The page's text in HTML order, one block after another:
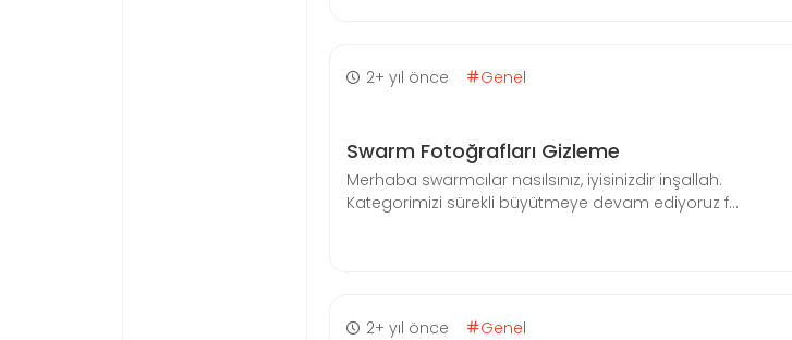
2+ yıl önce Genel
Swarm Fotoğrafları Gizleme
Merhaba swarmcılar nasılsınız, iyisinizdir inşallah.
Kategorimizi sürekli büyütmeye devam ediyoruz f...
2+ yıl önce Genel